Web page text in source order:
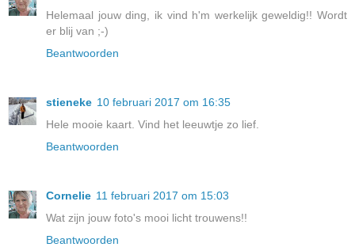
Helemaal jouw ding, ik vind h'm werkelijk geweldig!! Wordt
er blij van ;-)
Beantwoorden
stieneke 10 februari 2017 om 16:35
Hele mooie kaart. Vind het leeuwtje zo lief.
Beantwoorden
Cornelie 11 februari 2017 om 15:03
Wat zijn jouw foto's mooi licht trouwens!!
Beantwoorden